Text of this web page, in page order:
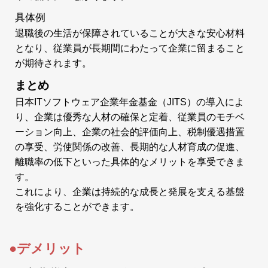
具体例
退職後の生活が保障されていることが大きな安心材料
となり、従業員が長期間にわたって企業に留まること
が期待されます。
まとめ
日本ITソフトウェア企業年金基金（JITS）の導入によ
り、企業は優秀な人材の確保と定着、従業員のモチベ
ーション向上、企業の社会的評価向上、税制優遇措置
の享受、労使関係の改善、長期的な人材育成の促進、
離職率の低下といった具体的なメリットを享受できま
す。
これにより、企業は持続的な成長と発展を支える基盤
を強化することができます。
●デメリット